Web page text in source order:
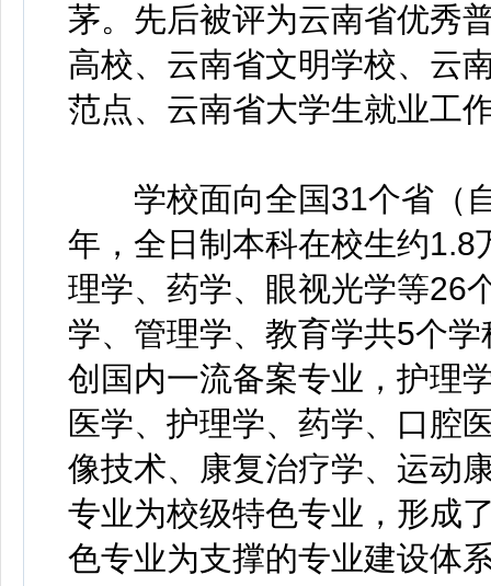
茅。先后被评为云南省优秀
高校、云南省文明学校、云
范点、云南省大学生就业工
学校面向全国31个省（自
年，全日制本科在校生约
理学、药学、眼视光学等26
学、管理学、教育学共5个
创国内一流备案专业，护理
医学、护理学、药学、口腔
像技术、康复治疗学、运动
专业为校级特色专业，形成
色专业为支撑的专业建设体